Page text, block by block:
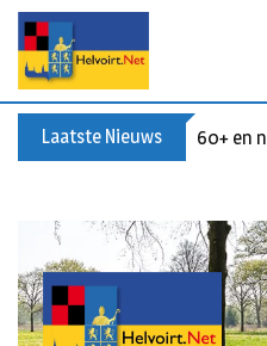
Laatste Nieuws 60+ en